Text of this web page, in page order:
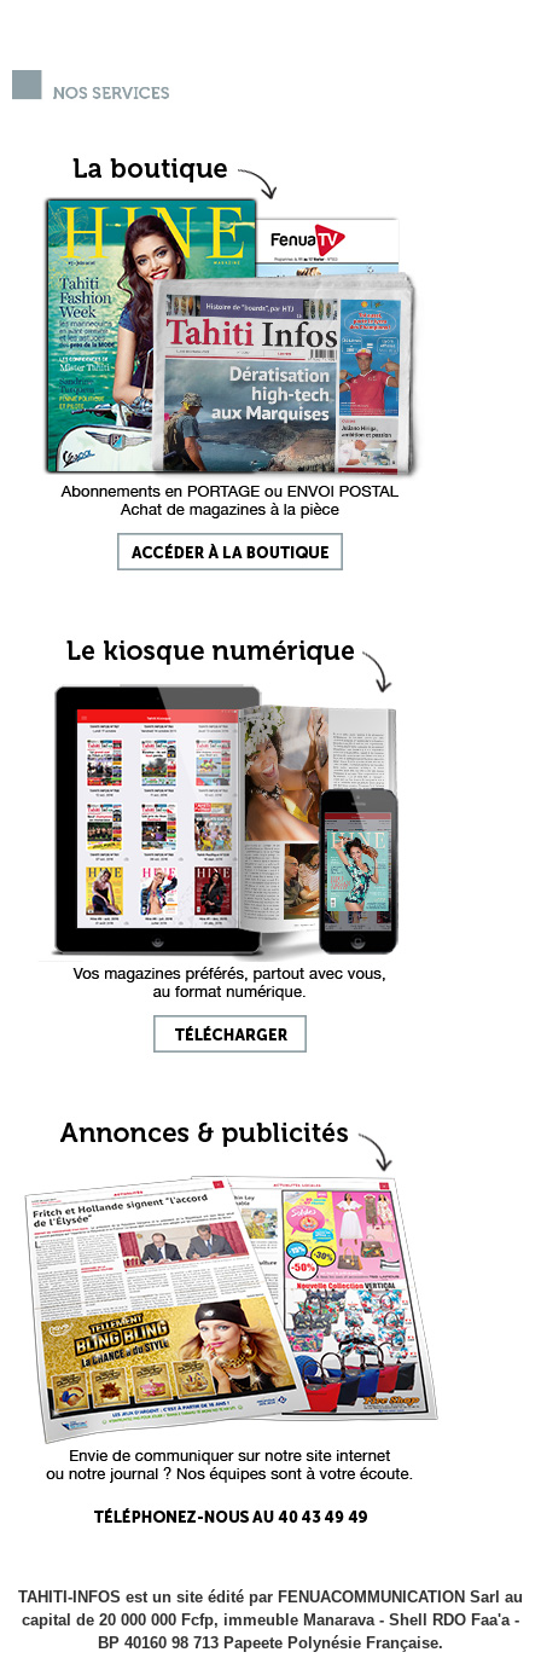
TAHITI-INFOS est un site édité par FENUACOMMUNICATION Sarl au
capital de 20 000 000 Fcfp, immeuble Manarava - Shell RDO Faa'a -
BP 40160 98 713 Papeete Polynésie Française.